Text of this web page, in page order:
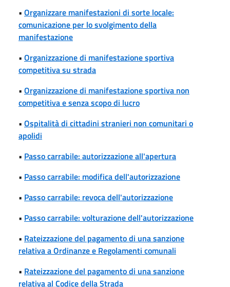
• Organizzare manifestazioni di sorte locale:
comunicazione per lo svolgimento della
manifestazione
• Organizzazione di manifestazione sportiva
competitiva su strada
• Organizzazione di manifestazione sportiva non
competitiva e senza scopo di lucro
• Ospitalità di cittadini stranieri non comunitari o
apolidi
• Passo carrabile: autorizzazione all'apertura
• Passo carrabile: modifica dell'autorizzazione
• Passo carrabile: revoca dell'autorizzazione
• Passo carrabile: volturazione dell'autorizzazione
• Rateizzazione del pagamento di una sanzione
relativa a Ordinanze e Regolamenti comunali
• Rateizzazione del pagamento di una sanzione
relativa al Codice della Strada